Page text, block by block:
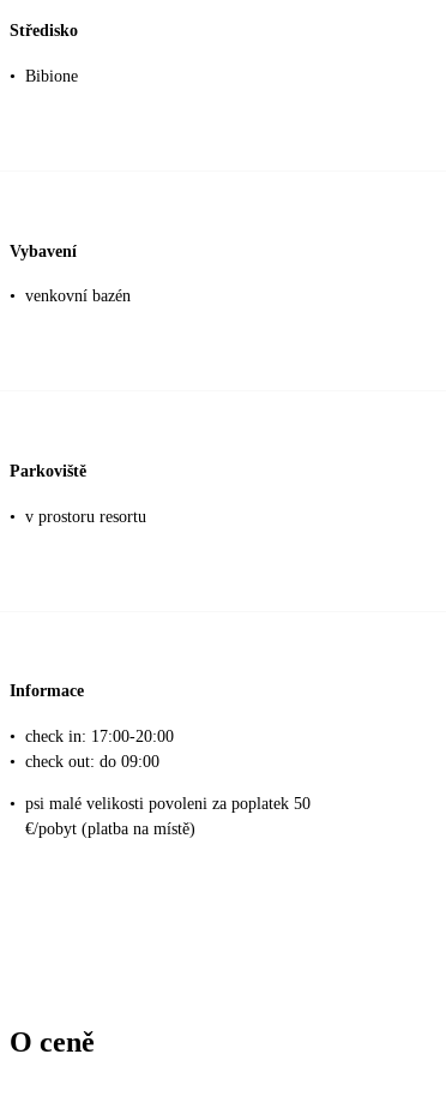
Středisko
• Bibione
Vybavení
• venkovní bazén
Parkoviště
• v prostoru resortu
Informace
• check in: 17:00-20:00
• check out: do 09:00
• psi malé velikosti povoleni za poplatek 50
€/pobyt (platba na místě)
O ceně